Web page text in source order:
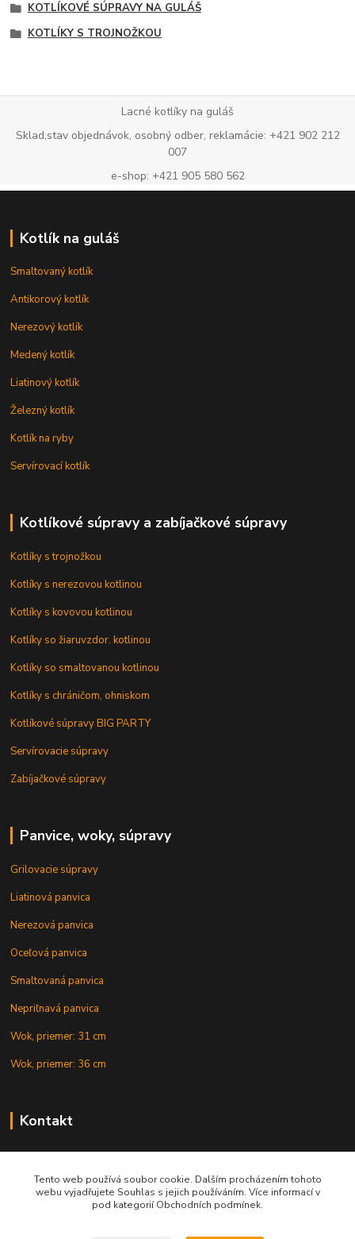
KOTLÍKOVÉ SÚPRAVY NA GULÁŠ
KOTLÍKY S TROJNOŽKOU
Lacné kotlíky na guláš
Sklad,stav objednávok, osobný odber, reklamácie: +421 902 212
007
e-shop: +421 905 580 562
Kotlík na guláš
Smaltovaný kotlík
Antikorový kotlík
Nerezový kotlík
Medený kotlík
Liatinový kotlík
Železný kotlík
Kotlík na ryby
Servírovací kotlík
Kotlíkové súpravy a zabíjačkové súpravy
Kotlíky s trojnožkou
Kotlíky s nerezovou kotlinou
Kotlíky s kovovou kotlinou
Kotlíky so žiaruvzdor. kotlinou
Kotlíky so smaltovanou kotlinou
Kotlíky s chráničom, ohniskom
Kotlíkové súpravy BIG PARTY
Servírovacie súpravy
Zabíjačkové súpravy
Panvice, woky, súpravy
Grilovacie súpravy
Liatinová panvica
Nerezová panvica
Oceľová panvica
Smaltovaná panvica
Nepriľnavá panvica
Wok, priemer: 31 cm
Wok, priemer: 36 cm
Kontakt
+421 902 212 007
od 8:00 - do 16:00 hod
info@gulasovekotliky.sk
Tento web používá soubor cookie. Dalším procházením tohoto
webu vyjadřujete Souhlas s jejich používáním. Více informací v
pod kategorií Obchodních podmínek.